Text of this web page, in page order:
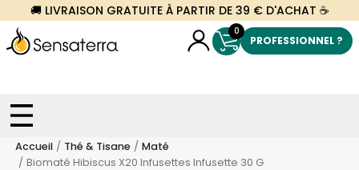
🚚 LIVRAISON GRATUITE À PARTIR DE 39 € D'ACHAT ☕
0
PROFESSIONNEL ?
Accueil Thé & Tisane
Maté
Biomaté Hibiscus X20 Infusettes Infusette 30 G